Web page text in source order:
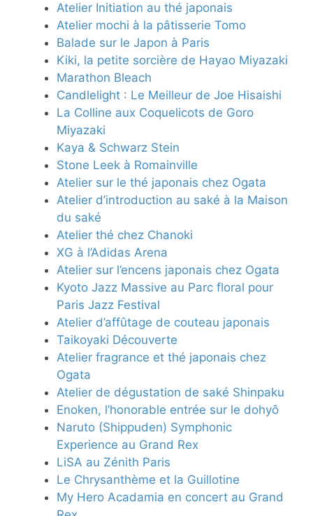
Atelier Initiation au thé japonais
Atelier mochi à la pâtisserie Tomo
Balade sur le Japon à Paris
Kiki, la petite sorcière de Hayao Miyazaki
Marathon Bleach
Candlelight : Le Meilleur de Joe Hisaishi
La Colline aux Coquelicots de Goro
Miyazaki
Kaya & Schwarz Stein
Stone Leek à Romainville
Atelier sur le thé japonais chez Ogata
Atelier d’introduction au saké à la Maison
du saké
Atelier thé chez Chanoki
XG à l’Adidas Arena
Atelier sur l’encens japonais chez Ogata
Kyoto Jazz Massive au Parc floral pour
Paris Jazz Festival
Atelier d’affûtage de couteau japonais
Taikoyaki Découverte
Atelier fragrance et thé japonais chez
Ogata
Atelier de dégustation de saké Shinpaku
Enoken, l’honorable entrée sur le dohyô
Naruto (Shippuden) Symphonic
Experience au Grand Rex
LiSA au Zénith Paris
Le Chrysanthème et la Guillotine
My Hero Acadamia en concert au Grand